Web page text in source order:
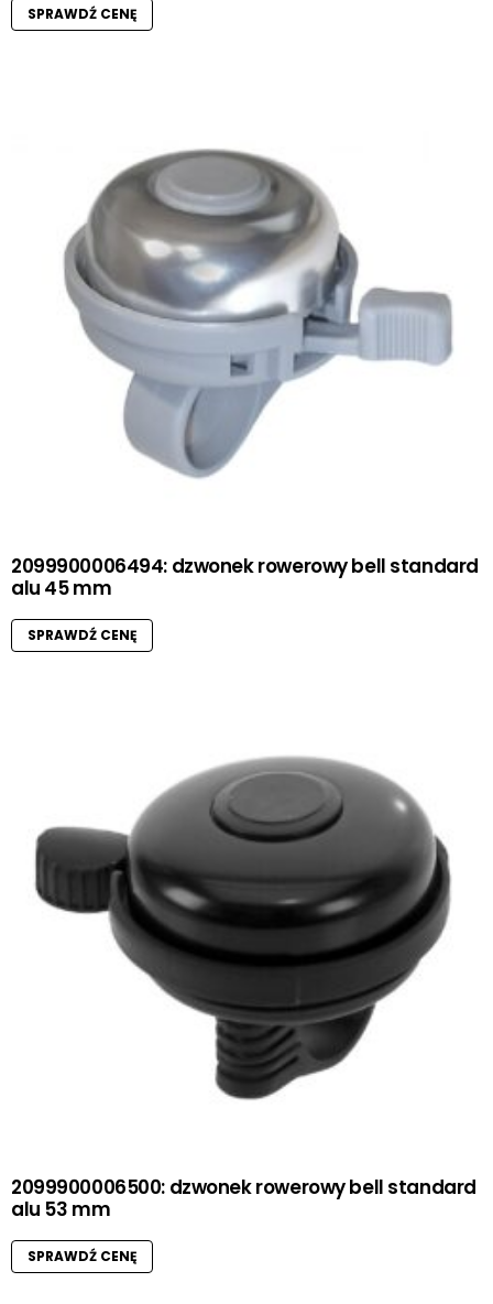
SPRAWDŹ CENĘ
2099900006494: dzwonek rowerowy bell standard
alu 45 mm
SPRAWDŹ CENĘ
2099900006500: dzwonek rowerowy bell standard
alu 53 mm
SPRAWDŹ CENĘ